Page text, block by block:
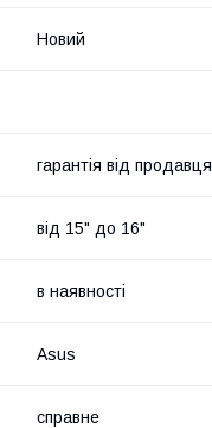
Новий
гарантія від продавця
від 15" до 16"
в наявності
Asus
справне